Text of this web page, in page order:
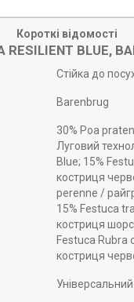
Короткі відомості
BLUE,
Стійка до
Barenbrug
30% Poa
Луговий
Blue; 15%
костриця
perenne /
15% Festuca
костриця
Festuca
костриця
Універсальний